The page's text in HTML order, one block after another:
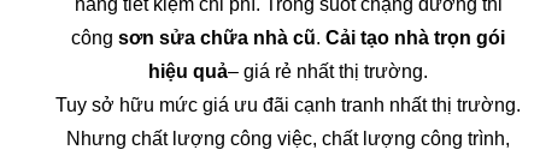
hàng tiết kiệm chi phí. Trong suốt chặng đường thi
công sơn sửa chữa nhà cũ. Cải tạo nhà trọn gói
hiệu quả– giá rẻ nhất thị trường.
Tuy sở hữu mức giá ưu đãi cạnh tranh nhất thị trường.
Nhưng chất lượng công việc, chất lượng công trình,